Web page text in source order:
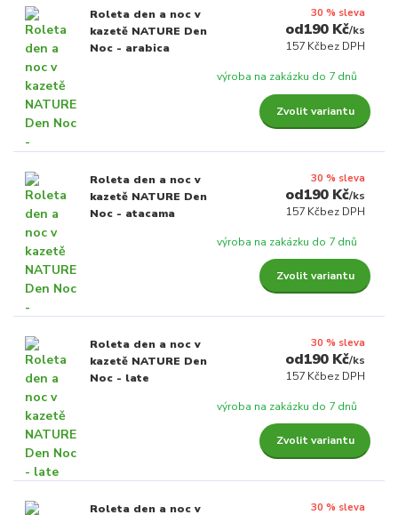
Roleta den a noc v
kazetě NATURE Den
Noc - arabica
30 % sleva
190 Kč/ks
157 Kčbez DPH
výroba na zakázku do 7 dnů
Zvolit variantu
Roleta den a noc v
kazetě NATURE Den
Noc - atacama
30 % sleva
190 Kč/ks
157 Kčbez DPH
výroba na zakázku do 7 dnů
Zvolit variantu
Roleta den a noc v
kazetě NATURE Den
Noc - late
30 % sleva
190 Kč/ks
157 Kčbez DPH
výroba na zakázku do 7 dnů
Zvolit variantu
Roleta den a noc v 30 % sleva